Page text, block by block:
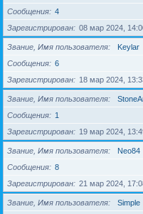
Сообщения
4
Зарегистрирован
08 мар 2024,
Звание, Имя пользователя
Keylar
Сообщения
6
Зарегистрирован
18 мар 2024,
Звание, Имя пользователя
Сообщения
1
Зарегистрирован
19 мар 2024,
Звание, Имя пользователя
Neo84
Сообщения
8
Зарегистрирован
21 мар 2024,
Звание, Имя пользователя
Simple